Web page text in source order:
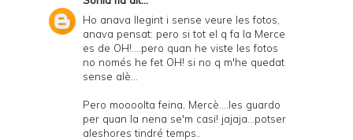
Ho anava llegint i sense veure les fotos,
anava pensat: pero si tot el q fa la Merce
es de OH!....pero quan he viste les fotos
no només he fet OH! si no q m'he quedat
sense alè...
Pero moooolta feina, Mercè....les guardo
per quan la nena se'm casi! jajaja...potser
aleshores tindré temps..